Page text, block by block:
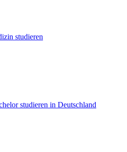
studieren
studieren in Deutschland